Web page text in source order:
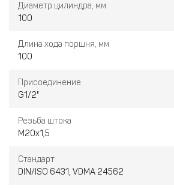
Диаметр цилиндра, мм
100
Длина хода поршня, мм
100
Присоединение
G1/2"
Резьба штока
M20x1,5
Стандарт
DIN/ISO 6431, VDMA 24562